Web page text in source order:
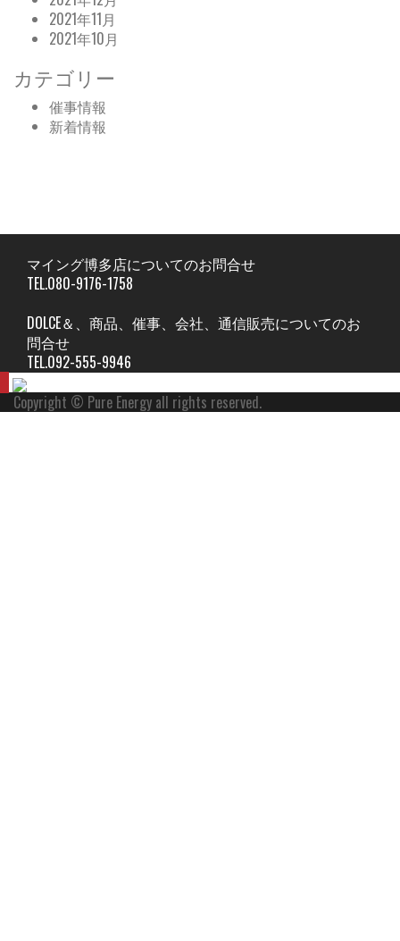
2021年11月
2021年10月
カテゴリー
催事情報
新着情報
マイング博多店についてのお問合せ
TEL.080-9176-1758
DOLCE＆、商品、催事、会社、通信販売についてのお
問合せ
TEL.092-555-9946
Copyright © Pure Energy all rights reserved.